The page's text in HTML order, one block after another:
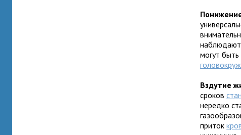
могут быть
Вздутие
сроков
нередко
приток